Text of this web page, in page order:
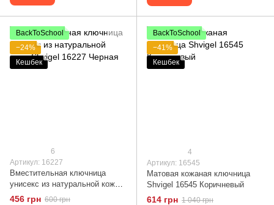
BackToSchool
−24%
Кешбек
6
Артикул: 16227
Вместительная ключница
унисекс из натуральной кожи
Shvigel 16227 Черная
456 грн 600 грн
BackToSchool
−41%
Кешбек
4
Артикул: 16545
Матовая кожаная ключница
Shvigel 16545 Коричневый
614 грн 1 040 грн